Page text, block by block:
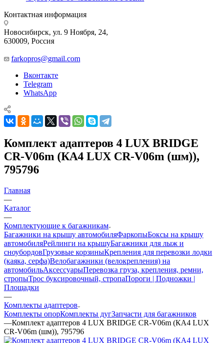
Контактная информация
Новосибирск, ул. 9 Ноября, 24,
630009, Россия
farkopros@gmail.com
Вконтакте
Telegram
WhatsApp
Комплект адаптеров 4 LUX BRIDGE
CR-V06m (КА4 LUX CR-V06m (шм)),
795796
Главная
—
Каталог
—
Комплектующие к багажникам
Багажники на крышу автомобиляФаркопыБоксы на крышу
автомобиляРейлинги на крышуБагажники для лыж и
сноубордовГрузовые корзиныКрепления для перевозки лодки
(каяка, серфа)Велобагажники (велокрепления) на
автомобильАксессуарыПеревозка груза, крепления, ремни,
стропыТрос буксировочный, стропаПороги | Подножки |
Площадки
—
Комплекты адаптеров
Комплекты опорКомплекты дугЗапчасти для багажников
—Комплект адаптеров 4 LUX BRIDGE CR-V06m (КА4 LUX
CR-V06m (шм)), 795796